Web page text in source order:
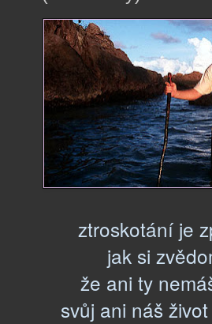
ztroskotání je
jak si
že ani ty
svůj ani náš